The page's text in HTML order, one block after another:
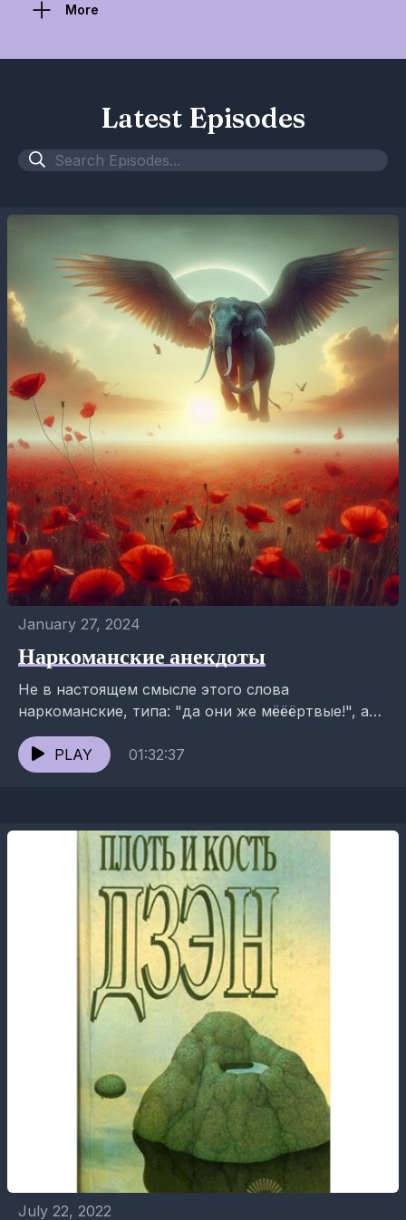
More
Latest Episodes
January 27, 2024
Наркоманские анекдоты
Не в настоящем смысле этого слова
наркоманские, типа: "да они же мёёёртвые!", а
просто про наркоманов, но их можно отнести к
той же категории...
PLAY 01:32:37
July 22, 2022